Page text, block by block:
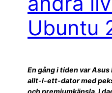
Ubuntu
En gång i tiden var
allt-i-ett-dator med
och premiumkänsla. I